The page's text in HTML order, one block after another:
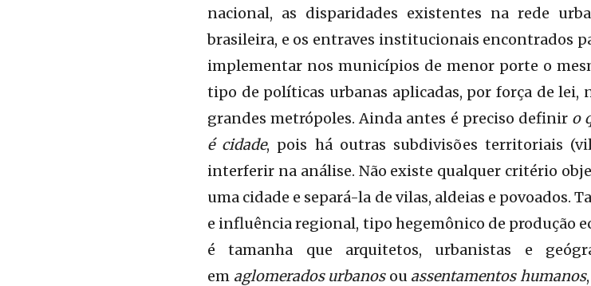
nacional, as disparidades existentes na rede
brasileira, e os entraves institucionais encontrados
implementar nos municípios de menor porte o
tipo de políticas urbanas aplicadas, por força de lei,
grandes metrópoles. Ainda antes é preciso definir o
é cidade, pois há outras subdivisões territoriais
interferir na análise. Não existe qualquer critério
uma cidade e separá-la de vilas, aldeias e povoados.
e influência regional, tipo hegemônico de produção
é tamanha que arquitetos, urbanistas e
em aglomerados urbanos ou assentamentos humanos